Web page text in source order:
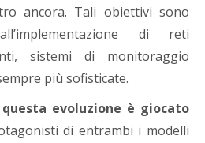
ancora. Tali obiettivi sono
di reti
sistemi di monitoraggio
più sofisticate.
evoluzione è giocato
di entrambi i modelli